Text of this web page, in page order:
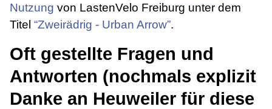
Nutzung von LastenVelo Freiburg unter dem
Titel “Zweirädrig - Urban Arrow”.
Oft gestellte Fragen und
Antworten (nochmals explizit
Danke an Heuweiler für diese